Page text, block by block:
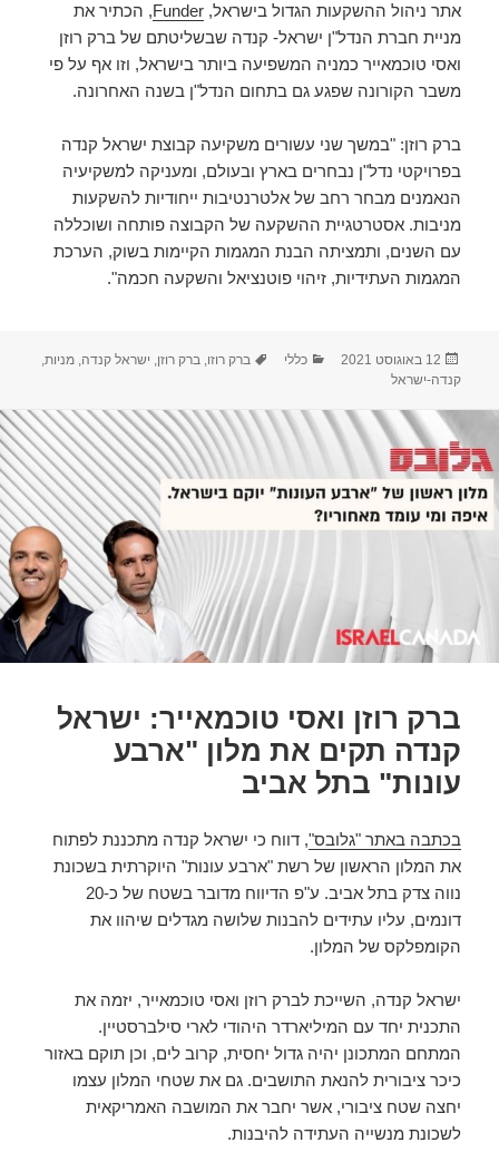
אתר ניהול ההשקעות הגדול בישראל,Funder, הכתיר את
מניית חברת הנדל"ן ישראל- קנדה שבשליטתם של ברק רוזן
ואסי טוכמאייר כמניה המשפיעה ביותר בישראל, וזו אף על פי
משבר הקורונה שפגע גם בתחום הנדל"ן בשנה האחרונה.
ברק רוזן: "במשך שני עשורים משקיעה קבוצת ישראל קנדה
בפרויקטי נדל"ן נבחרים בארץ ובעולם, ומעניקה למשקיעיה
הנאמנים מבחר רחב של אלטרנטיבות ייחודיות להשקעות
מניבות. אסטרטגיית ההשקעה של הקבוצה פותחה ושוכללה
עם השנים, ותמציתה הבנת המגמות הקיימות בשוק, הערכת
המגמות העתידיות, זיהוי פוטנציאל והשקעה חכמה".
פורסם
בתאריך
12 באוגוסט 2021 קטגוריות
כללי תגיות
ברק רוזו,ברק רוזן, ישראל קנדה,מניות,
קנדה-ישראל
ברק רוזן ואסי טוכמאייר: ישראל
קנדה תקים את מלון "ארבע
עונות" בתל אביב
בכתבה באתר "גלובס", דווח כי ישראל קנדה מתכננת לפתוח
את המלון הראשון של רשת "ארבע עונות" היוקרתית בשכונת
נווה צדק בתל אביב. ע"פ הדיווח מדובר בשטח של כ-20
דונמים, עליו עתידים להבנות שלושה מגדלים שיהוו את
הקומפלקס של המלון.
ישראל קנדה, השייכת לברק רוזן ואסי טוכמאייר, יזמה את
התכנית יחד עם המיליארדר היהודי לארי סילברסטיין.
המתחם המתכונן יהיה גדול יחסית, קרוב לים, וכן תוקם באזור
כיכר ציבורית להנאת התושבים. גם את שטחי המלון עצמו
יחצה שטח ציבורי, אשר יחבר את המושבה האמריקאית
לשכונת מנשייה העתידה להיבנות.